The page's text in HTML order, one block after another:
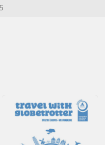
na 1919 in
5 €
do počitnic na morju.